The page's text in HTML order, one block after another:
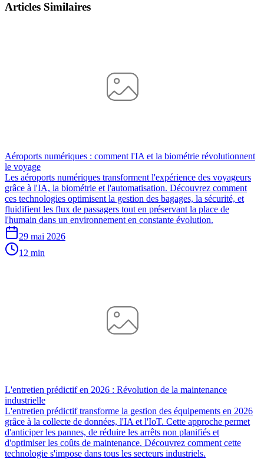
Articles Similaires
Aéroports numériques : comment l'IA et la biométrie révolutionnent
le voyage
Les aéroports numériques transforment l'expérience des voyageurs
grâce à l'IA, la biométrie et l'automatisation. Découvrez comment
ces technologies optimisent la gestion des bagages, la sécurité, et
fluidifient les flux de passagers tout en préservant la place de
l'humain dans un environnement en constante évolution.
29 mai 2026
12 min
L'entretien prédictif en 2026 : Révolution de la maintenance
industrielle
L'entretien prédictif transforme la gestion des équipements en 2026
grâce à la collecte de données, l'IA et l'IoT. Cette approche permet
d'anticiper les pannes, de réduire les arrêts non planifiés et
d'optimiser les coûts de maintenance. Découvrez comment cette
technologie s'impose dans tous les secteurs industriels.